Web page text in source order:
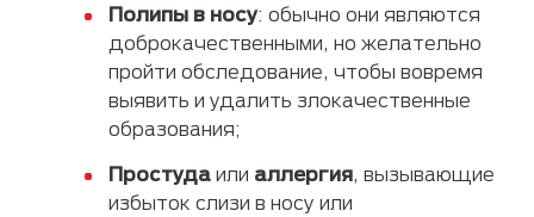
Полипы в носу: обычно они являются
доброкачественными, но желательно
пройти обследование, чтобы вовремя
выявить и удалить злокачественные
образования;
Простуда или аллергия , вызывающие
избыток слизи в носу или